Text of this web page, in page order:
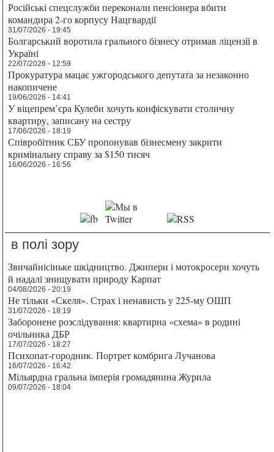
Російські спецслужби переконали пенсіонера вбити
командира 2-го корпусу Нацгвардії
31/07/2026 - 19:45
Болгарський воротила грального бізнесу отримав ліцензії в
Україні
22/07/2026 - 12:59
Прокуратура мацає ужгородського депутата за незаконно
накопичене
19/06/2026 - 14:41
У віцепрем’єра Кулеби хочуть конфіскувати столичну
квартиру, записану на сестру
17/06/2026 - 18:19
Співробітник СБУ пропонував бізнесмену закрити
кримінальну справу за $150 тисяч
16/06/2026 - 16:56
в полі зору
Звичайнісіньке шкідництво. Джипери і мотокросери хочуть
й надалі знищувати природу Карпат
04/08/2026 - 20:19
Не тільки «Скеля». Страх і ненависть у 225-му ОШП
31/07/2026 - 18:19
Заборонене розслідування: квартирна «схема» в родині
очільника ДБР
17/07/2026 - 18:27
Психопат-городник. Портрет комбрига Лучанова
16/07/2026 - 16:42
Мільярдна гральна імперія громадянина Журила
09/07/2026 - 18:04